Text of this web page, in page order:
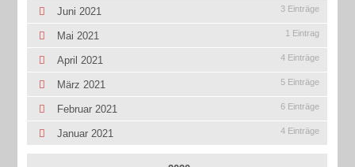
Juni 2021 3 Einträge
Mai 2021 1 Eintrag
April 2021 4 Einträge
März 2021 5 Einträge
Februar 2021 6 Einträge
Januar 2021 4 Einträge